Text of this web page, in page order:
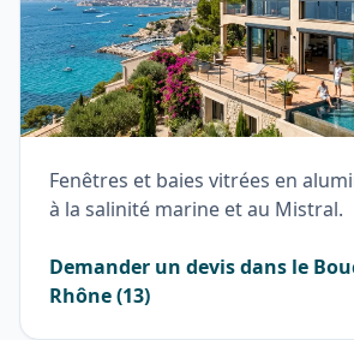
Fenêtres et baies vitrées en
à la salinité marine et au Mistral.
Demander un devis dans le
Rhône(13)